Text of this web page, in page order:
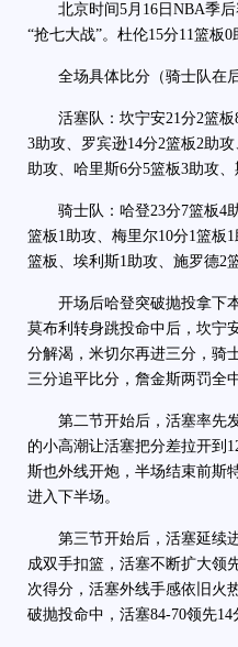
北京时间5月16日NBA季后
“抢七大战”。杜伦15分11篮板0
全场具体比分（骑士队在后
活塞队：坎宁安21分2篮板8
3助攻、罗宾逊14分2篮板2助
助攻、哈里斯6分5篮板3助攻、
骑士队：哈登23分7篮板4助
篮板1助攻、梅里尔10分1篮板
篮板、埃利斯1助攻、施罗德2
开场后哈登突破抛投拿下本
莫布利转身跳投命中后，坎宁
分解渴，米切尔再进三分，骑
三分追平比分，詹金斯两罚全
第二节开始后，活塞率先发
的小高潮让活塞把分差拉开到
斯也外线开炮，半场结束前斯
进入下半场。
第三节开始后，活塞延续进
成双手扣篮，活塞不断扩大领
次得分，活塞外线手感依旧火
破抛投命中，活塞84-70领先14